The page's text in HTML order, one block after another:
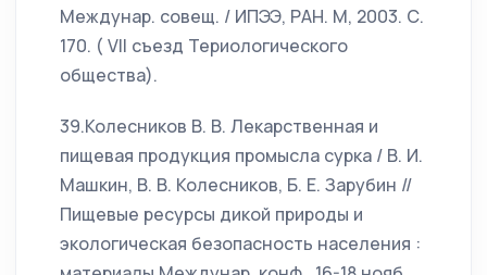
Междунар. совещ. / ИПЭЭ, РАН. М, 2003. С.
170. ( VII съезд Териологического
общества).
39.Колесников В. В. Лекарственная и
пищевая продукция промысла сурка / В. И.
Машкин, В. В. Колесников, Б. Е. Зарубин //
Пищевые ресурсы дикой природы и
экологическая безопасность населения :